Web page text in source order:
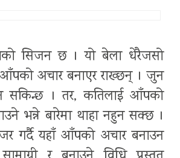
सिजन छ । यो बेला धेरैजसो
अचार बनाएर राख्छन् । जुन
सकिन्छ । तर, कतिलाई आँपको
भन्ने बारेमा थाहा नहुन सक्छ ।
गर्दै यहाँ आँपको अचार बनाउन